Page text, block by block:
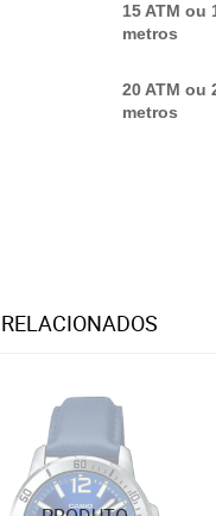
15 ATM ou
metros
20 ATM ou
metros